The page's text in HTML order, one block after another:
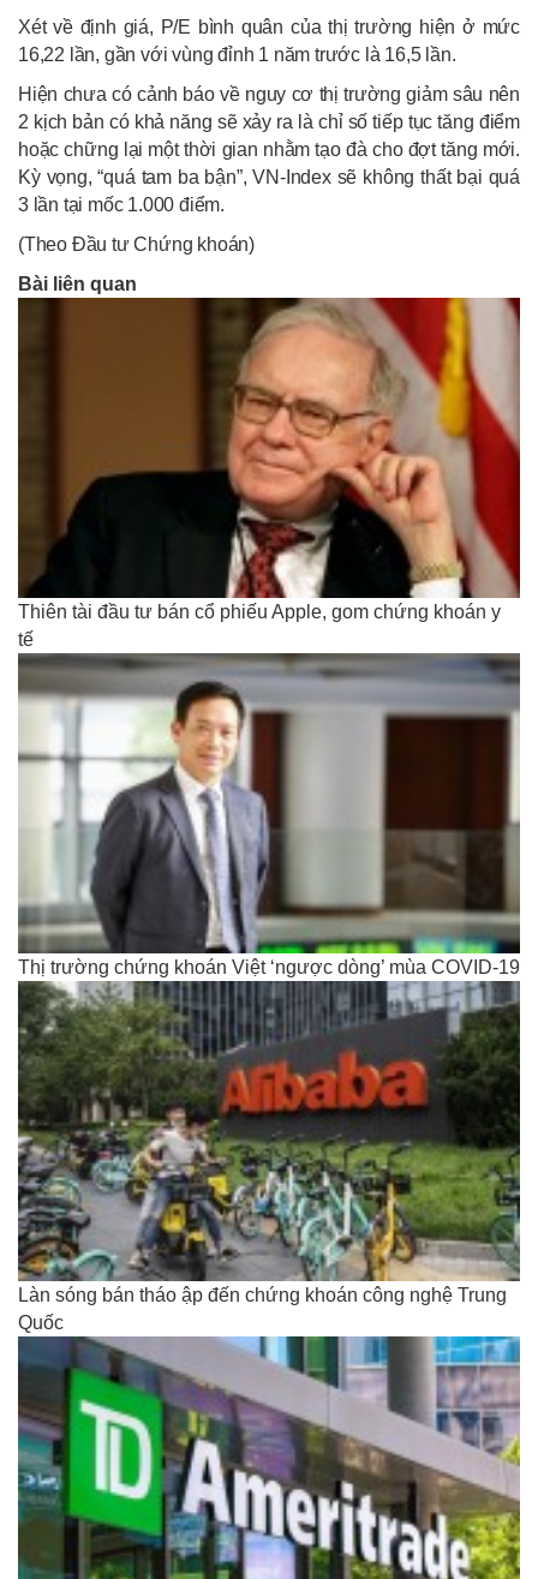
Xét về định giá, P/E bình quân của thị trường hiện ở mức
16,22 lần, gần với vùng đỉnh 1 năm trước là 16,5 lần.
Hiện chưa có cảnh báo về nguy cơ thị trường giảm sâu nên
2 kịch bản có khả năng sẽ xảy ra là chỉ số tiếp tục tăng điểm
hoặc chững lại một thời gian nhằm tạo đà cho đợt tăng mới.
Kỳ vọng, “quá tam ba bận”, VN-Index sẽ không thất bại quá
3 lần tại mốc 1.000 điểm.
(Theo Đầu tư Chứng khoán)
Bài liên quan
Thiên tài đầu tư bán cổ phiếu Apple, gom chứng khoán y
tế
Thị trường chứng khoán Việt ‘ngược dòng’ mùa COVID-19
Làn sóng bán tháo ập đến chứng khoán công nghệ Trung
Quốc